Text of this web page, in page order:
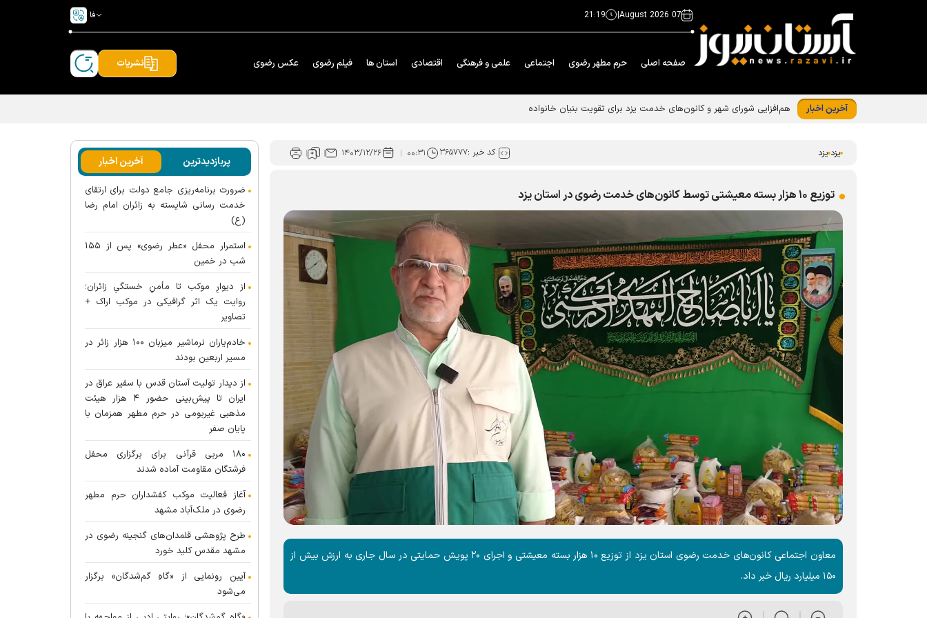
07 August 2026
|
21:19 فا
صفحه اصلی حرم مطهر رضوی اجتماعی علمی و فرهنگی اقتصادی استان ها فیلم رضوی عکس رضوی نشریات
آخرین اخبار هم‌افزایی شورای شهر و کانون‌های خدمت یزد برای تقویت بنیان خانواده
یزد یزد کد خبر :۳۶۵۷۷۷ ۰۰:۳۱ ۱۴۰۳/۱۲/۲۶
توزیع ۱۰ هزار بسته معیشتی توسط کانون‌های خدمت رضوی در استان یزد
معاون اجتماعی کانون‌های خدمت رضوی استان یزد از توزیع ۱۰ هزار بسته معیشتی و اجرای ۲۰ پویش حمایتی در سال جاری به ارزش بیش از
۱۵۰ میلیارد ریال خبر داد.
پربازدیدترین آخرین اخبار
ضرورت برنامه‌ریزی جامع دولت برای ارتقای
خدمت رسانی شایسته به زائران امام رضا
(ع)
استمرار محفل «عطر رضوی» پس از ۱۵۵
شب در خمین
از دیوارِ موکب تا مأمنِ خستگیِ زائران؛
روایت یک اثر گرافیکی در موکب اراک +
تصاویر
خادم‌یاران نرماشیر میزبان ۱۰۰ هزار زائر در
مسیر اربعین بودند
از دیدار تولیت آستان قدس با سفیر عراق در
ایران تا پیش‌بینی حضور ۴ هزار هیئت
مذهبی غیربومی در حرم مطهر همزمان با
پایان صفر
۱۸۰ مربی قرآنی برای برگزاری محفل
فرشتگان مقاومت آماده شدند
آغاز فعالیت موکب کفشداران حرم مطهر
رضوی در ملک‌آباد مشهد
طرح پژوهشی قلمدان‌های گنجینه رضوی در
مشهد مقدس کلید خورد
آیین رونمایی از «گاهِ گم‌شدگان» برگزار
می‌شود